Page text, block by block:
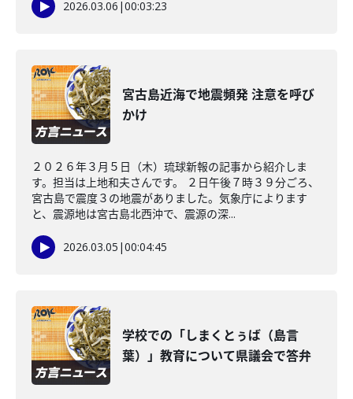
2026.03.06 |00:03:23
宮古島近海で地震頻発 注意を呼び
かけ
２０２６年３月５日（木）琉球新報の記事から紹介しま
す。担当は上地和夫さんです。 ２日午後７時３９分ごろ、
宮古島で震度３の地震がありました。気象庁によります
と、震源地は宮古島北西沖で、震源の深...
2026.03.05 |00:04:45
学校での「しまくとぅば（島言
葉）」教育について県議会で答弁